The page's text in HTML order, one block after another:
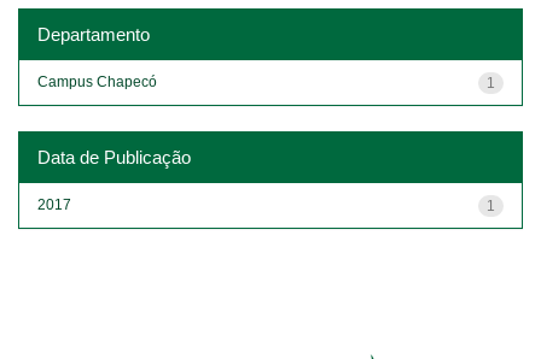
Departamento
1
Campus Chapecó
Data de Publicação
1
2017